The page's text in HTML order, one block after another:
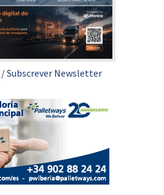
/Subscrever Newsletter